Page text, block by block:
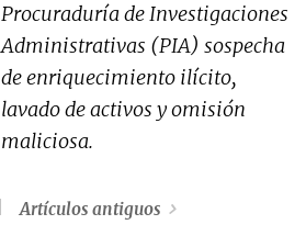
Procuraduría de Investigaciones
Administrativas (PIA) sospecha
de enriquecimiento ilícito,
lavado de activos y omisión
maliciosa.
Artículos antiguos